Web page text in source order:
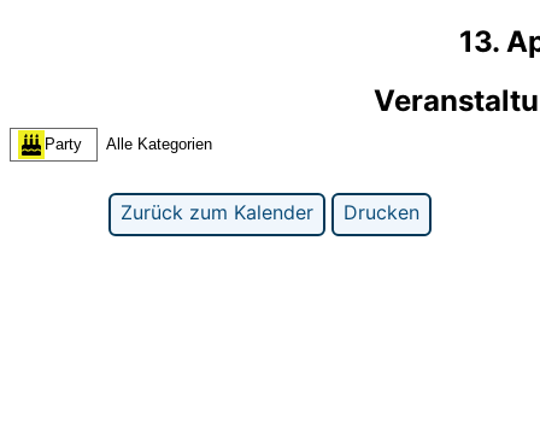
13.
Party Alle Kategorien
Zurück zum Kalender Drucken